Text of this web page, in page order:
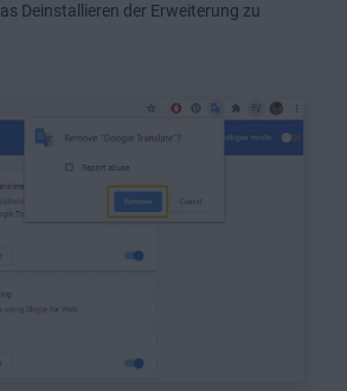
Deinstallieren der Erweiterung zu